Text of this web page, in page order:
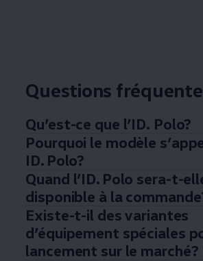
Questions
Qu’est-ce que l’ID. Polo?
Pourquoi le modèle
ID. Polo?
Quand l’ID. Polo sera-t-
disponible à la
Existe-t-il des variantes
d’équipement spéciales
lancement sur le marché?